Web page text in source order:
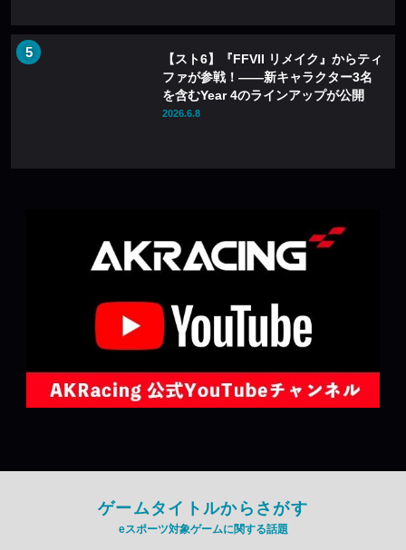
【スト6】『FFVII リメイク』からティ
ファが参戦！――新キャラクター3名
を含むYear 4のラインアップが公開
2026.6.8
ゲームタイトルからさがす
eスポーツ対象ゲームに関する話題